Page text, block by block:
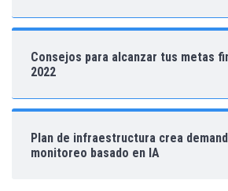
Consejos para alcanzar tus metas
2022
Plan de infraestructura crea
monitoreo basado en IA